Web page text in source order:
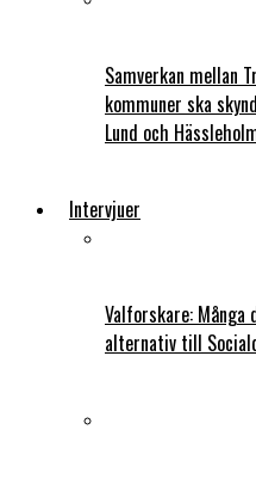
Samverkan mellan
kommuner ska
Lund och
Intervjuer
Valforskare: Många
alternativ till